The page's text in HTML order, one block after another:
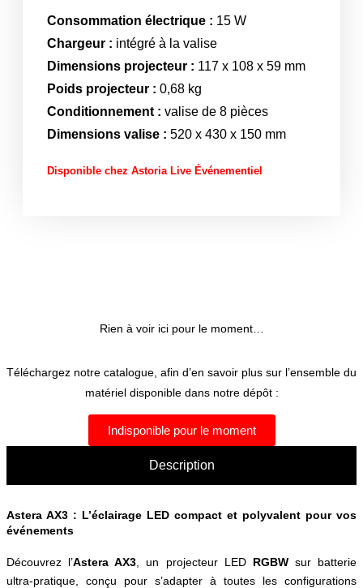
Consommation électrique : 15 W
Chargeur : intégré à la valise
Dimensions projecteur : 117 x 108 x 59 mm
Poids projecteur : 0,68 kg
Conditionnement : valise de 8 pièces
Dimensions valise : 520 x 430 x 150 mm
Disponible chez Astoria Live Événementiel
Description
Astera AX3 : L’éclairage LED compact et polyvalent pour vos
événements
Découvrez l’Astera AX3 , un projecteur LED RGBWsur batterie
ultra-pratique, conçu pour s’adapter à toutes les configurations
Rien à voir ici pour le moment…
Téléchargez notre catalogue, afin d’en savoir plus sur l’ensemble du
matériel disponible dans notre dépôt :
Indisponible pour le moment